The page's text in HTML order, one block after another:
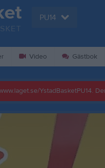
PU14
Video Gästbok
YstadBasketPU14.